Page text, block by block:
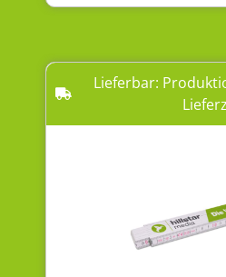
Lieferbar: